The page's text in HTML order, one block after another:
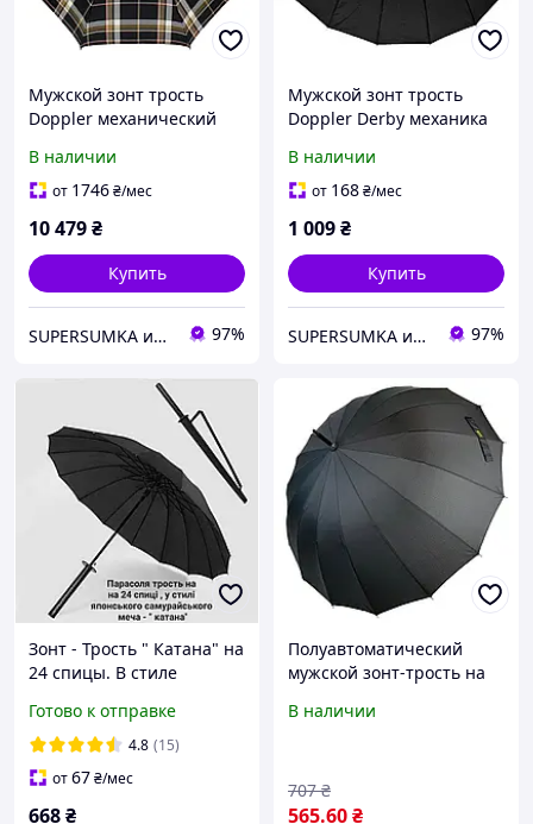
Мужской зонт трость
Doppler механический
В наличии
от 1746₴/мес
10 479₴
Купить
SUPERSUMKA интернет магазин 97%
Мужской зонт трость
Doppler Derby механика
В наличии
от 168₴/мес
1 009₴
Купить
SUPERSUMKA интернет магазин 97%
Зонт - Трость " Катана" на
24 спицы. В стиле
меча", бренд - Frei Regen
Готово к отправке
4.8 (15)
от67₴/мес
668₴
Полуавтоматический
мужской зонт-трость на
01003-1
В наличии
565.60₴
707 ₴